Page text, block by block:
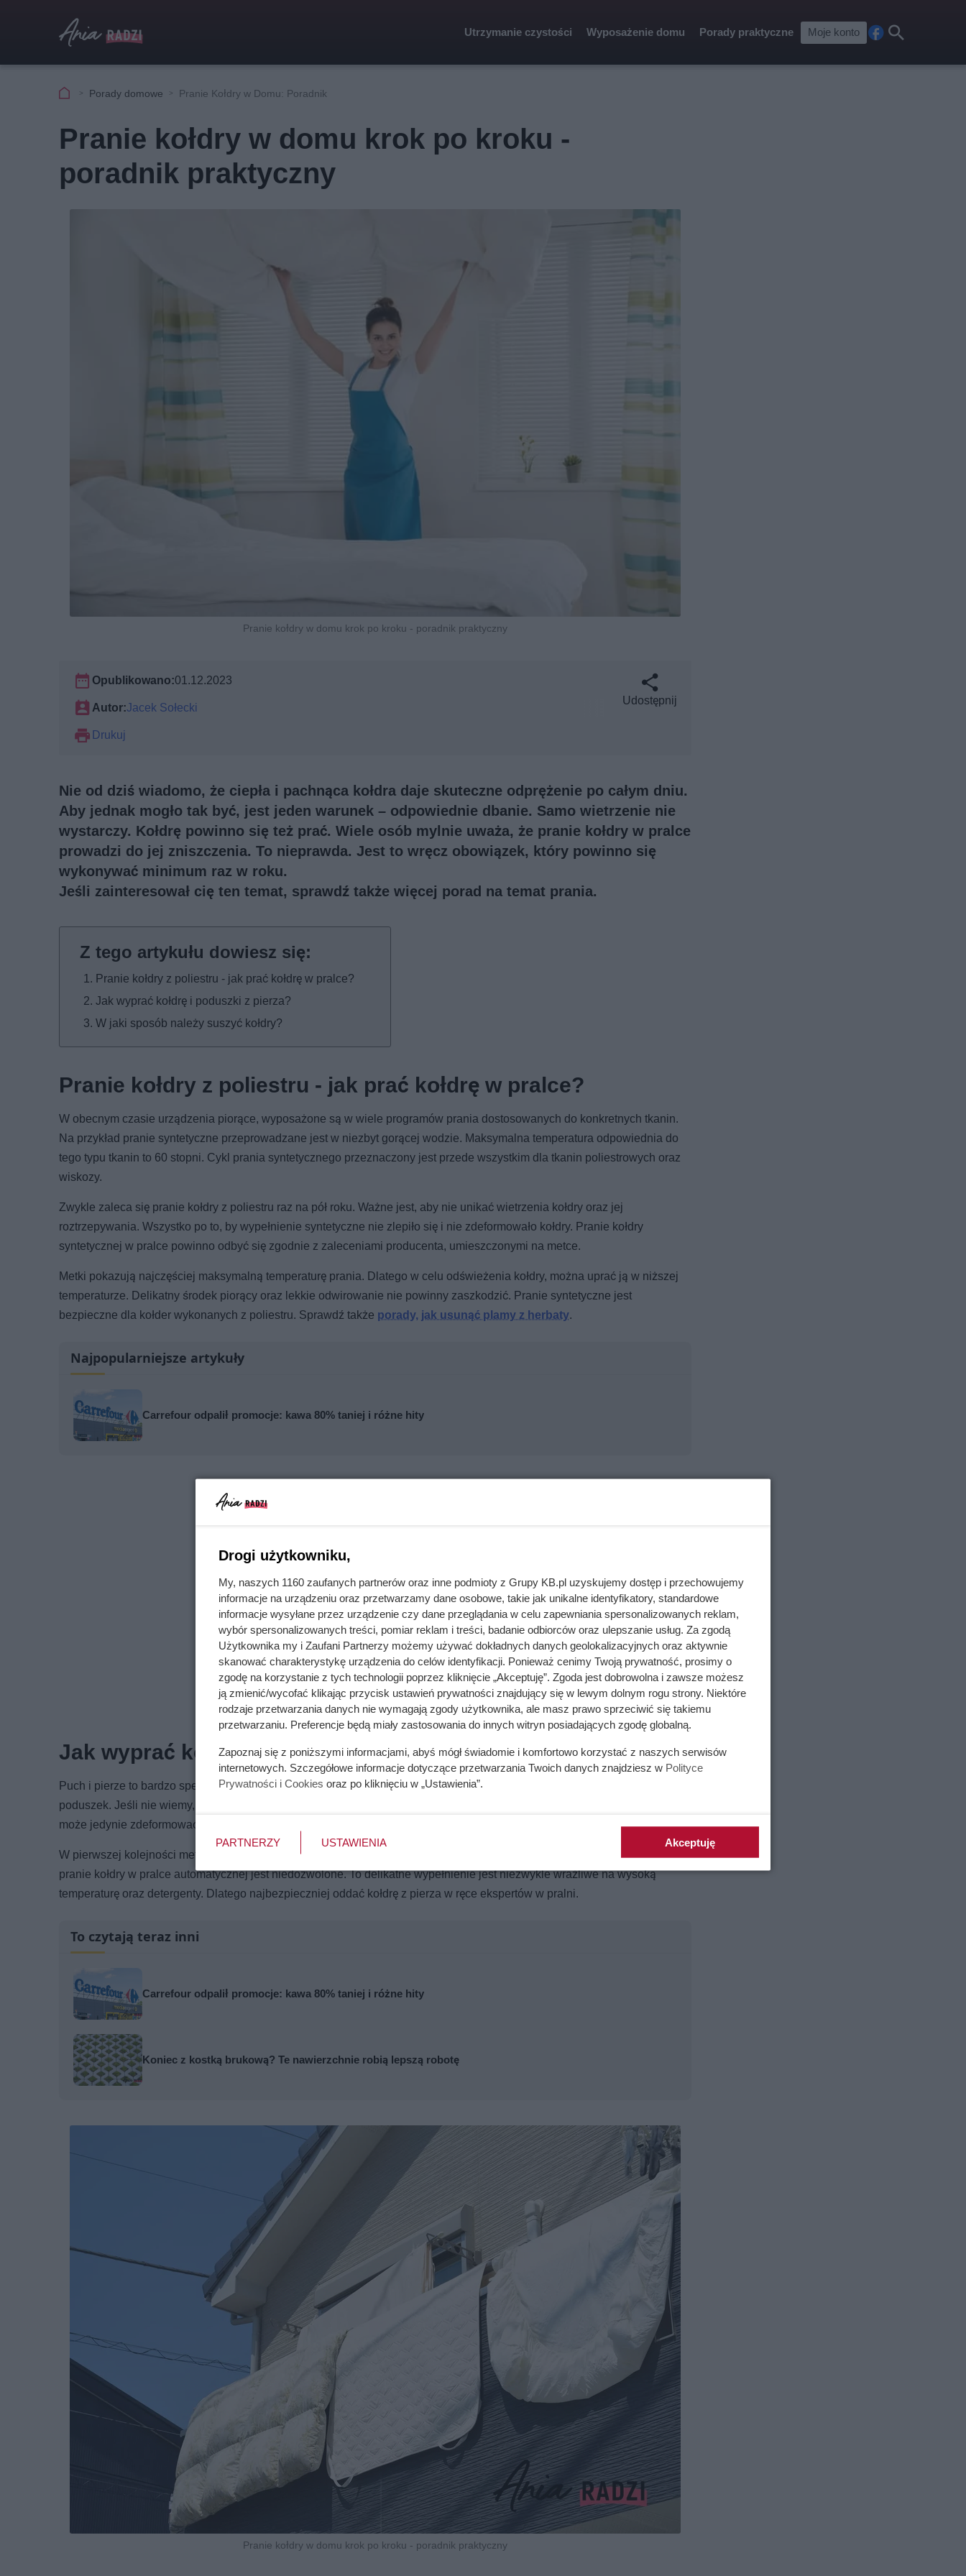
Utrzymanie czystości Wyposażenie domu Porady praktyczne Moje konto
cebkaj
Porady domowe Pranie Kołdry w Domu: Poradnik
Pranie kołdry w domu krok po kroku -
poradnik praktyczny
Pranie kołdry w domu krok po kroku - poradnik praktyczny
Opublikowano:01.12.2023
Autor:Jacek Sołecki
Drukuj
Udostępnij
Nie od dziś wiadomo, że ciepła i pachnąca kołdra daje skuteczne odprężenie po całym dniu.
Aby jednak mogło tak być, jest jeden warunek – odpowiednie dbanie. Samo wietrzenie nie
wystarczy. Kołdrę powinno się też prać. Wiele osób mylnie uważa, że pranie kołdry w pralce
prowadzi do jej zniszczenia. To nieprawda. Jest to wręcz obowiązek, który powinno się
wykonywać minimum raz w roku.
Jeśli zainteresował cię ten temat, sprawdź także więcej porad na temat prania.
Pranie kołdry z poliestru - jak prać kołdrę w pralce?
Jak wyprać kołdrę i poduszki z pierza?
W jaki sposób należy suszyć kołdry?
Pranie kołdry z poliestru - jak prać kołdrę w pralce?
W obecnym czasie urządzenia piorące, wyposażone są w wiele programów prania dostosowanych do konkretnych tkanin.
Na przykład pranie syntetyczne przeprowadzane jest w niezbyt gorącej wodzie. Maksymalna temperatura odpowiednia do
tego typu tkanin to 60 stopni. Cykl prania syntetycznego przeznaczony jest przede wszystkim dla tkanin poliestrowych oraz
wiskozy.
Zwykle zaleca się pranie kołdry z poliestru raz na pół roku. Ważne jest, aby nie unikać wietrzenia kołdry oraz jej
roztrzepywania. Wszystko po to, by wypełnienie syntetyczne nie zlepiło się i nie zdeformowało kołdry. Pranie kołdry
syntetycznej w pralce powinno odbyć się zgodnie z zaleceniami producenta, umieszczonymi na metce.
Metki pokazują najczęściej maksymalną temperaturę prania. Dlatego w celu odświeżenia kołdry, można uprać ją w niższej
temperaturze. Delikatny środek piorący oraz lekkie odwirowanie nie powinny zaszkodzić. Pranie syntetyczne jest
bezpieczne dla kołder wykonanych z poliestru. Sprawdź także porady, jak usunąć plamy z herbaty.
Najpopularniejsze artykuły
Carrefour odpalił promocje: kawa 80% taniej i różne hity
Jak wyprać kołdrę i poduszki z pierza?
Puch i pierze to bardzo specyficzny rodzaj wypełnienia. Na dodatek sporo droższy niż syntetyczne wypełnienie kołder i
poduszek. Jeśli nie wiemy, jak wyprać kołdrę i poduszki z pierza, lepiej się za to nie zabierajmy. Nieumiejętne pranie kołdry
może jedynie zdeformować kołdrę i poduszki. Ważne jest także, aby prać je osobno.
W pierwszej kolejności metka. Informacje producenta dotyczące prania są bardzo ważne. Może bowiem okazać się, że
pranie kołdry w pralce automatycznej jest niedozwolone. To delikatne wypełnienie jest niezwykle wrażliwe na wysoką
temperaturę oraz detergenty. Dlatego najbezpieczniej oddać kołdrę z pierza w ręce ekspertów w pralni.
To czytają teraz inni
Carrefour odpalił promocje: kawa 80% taniej i różne hity
Koniec z kostką brukową? Te nawierzchnie robią lepszą robotę
Pranie kołdry w domu krok po kroku - poradnik praktyczny
Drogi użytkowniku,
My, naszych 1160 zaufanych partnerów oraz inne podmioty z Grupy KB.pl uzyskujemy dostęp i przechowujemy
informacje na urządzeniu oraz przetwarzamy dane osobowe, takie jak unikalne identyfikatory, standardowe
informacje wysyłane przez urządzenie czy dane przeglądania w celu zapewniania spersonalizowanych reklam,
wybór spersonalizowanych treści, pomiar reklam i treści, badanie odbiorców oraz ulepszanie usług. Za zgodą
Użytkownika my i Zaufani Partnerzy możemy używać dokładnych danych geolokalizacyjnych oraz aktywnie
skanować charakterystykę urządzenia do celów identyfikacji. Ponieważ cenimy Twoją prywatność, prosimy o
zgodę na korzystanie z tych technologii poprzez kliknięcie „Akceptuję”. Zgoda jest dobrowolna i zawsze możesz
ją zmienić/wycofać klikając przycisk ustawień prywatności znajdujący się w lewym dolnym rogu strony. Niektóre
rodzaje przetwarzania danych nie wymagają zgody użytkownika, ale masz prawo sprzeciwić się takiemu
przetwarzaniu. Preferencje będą miały zastosowania do innych witryn posiadających zgodę globalną.
Zapoznaj się z poniższymi informacjami, abyś mógł świadomie i komfortowo korzystać z naszych serwisów
internetowych. Szczegółowe informacje dotyczące przetwarzania Twoich danych znajdziesz w Polityce
Prywatności i Cookies oraz po kliknięciu w „Ustawienia”.
PARTNERZY USTAWIENIA Akceptuję